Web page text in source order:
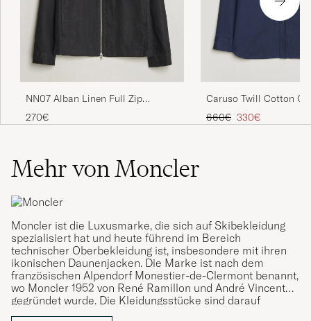
NN07 Alban Linen Full Zip
Overshirt Black
270€
Caruso Twill Cotton
Navy
Regulärer Preis
660€ Reduzierter Preis
330€
Mehr von Moncler
Moncler ist die Luxusmarke, die sich auf Skibekleidung
spezialisiert hat und heute führend im Bereich
technischer Oberbekleidung ist, insbesondere mit ihren
ikonischen Daunenjacken. Die Marke ist nach dem
französischen Alpendorf Monestier-de-Clermont benannt,
wo Moncler 1952 von René Ramillon und André Vincent
gegründet wurde. Die Kleidungsstücke sind darauf
ausgelegt, den Anforderungen des Lebens sowohl auf als